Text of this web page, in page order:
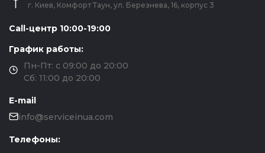
г. Киев, Комфорт Таун, ул. Березнева, 16, корпус 3
Call-центр 10:00-19:00
График работы:
Пн-Пт: с 09:00 до 20:00
Сб: 11:00 до 20:00
E-mail
info@serviceinua.com
Телефоны: